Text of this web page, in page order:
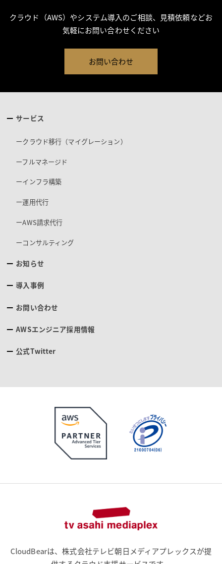
クラウド（AWS）やシステム導入のご相談、見積依頼などお
気軽にお問い合わせください
お問い合わせ
サービス
ークラウド移行（マイグレーション）
ーフルマネージド
ーインフラ構築
ー運用代行
ーAWS請求代行
ーコンサルティング
お知らせ
導入事例
お問い合わせ
AWSエンジニア採用情報
公式Twitter
CloudBearは、株式会社テレビ朝日メディアプレックスが提